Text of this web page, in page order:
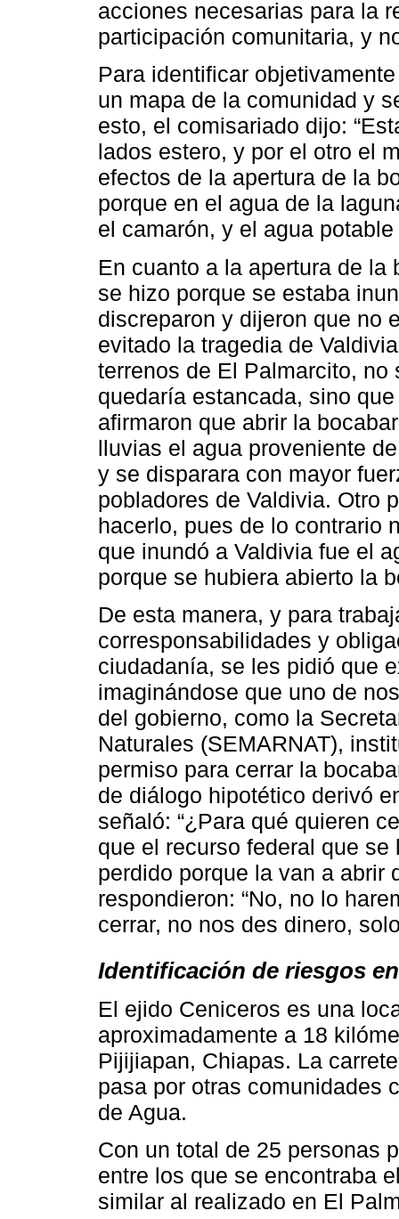
acciones necesarias para la
participación comunitaria, y
Para identificar
un mapa de la comunidad y
esto, el comisariado dijo:
lados estero, y por el otro el
efectos de la apertura de la
porque en el agua de la
el camarón, y el agua
En cuanto a la apertura de
se hizo porque se estaba
discreparon y dijeron que no
evitado la tragedia de
terrenos de El Palmarcito,
quedaría estancada, sino
afirmaron que abrir la
lluvias el agua proveniente
y se disparara con mayor
pobladores de Valdivia. Otro
hacerlo, pues de lo contrario
que inundó a Valdivia fue el
porque se hubiera abierto la
De esta manera, y para
corresponsabilidades y
ciudadanía, se les pidió que
imaginándose que uno de
del gobierno, como la
Naturales (SEMARNAT),
permiso para cerrar la
de diálogo hipotético derivó
señaló: “¿Para qué quieren
que el recurso federal que
perdido porque la van a abrir
respondieron: “No, no lo
cerrar, no nos des dinero,
Identificación de riesgos
El ejido Ceniceros es una
aproximadamente a 18
Pijijiapan, Chiapas. La
pasa por otras comunidades
de Agua.
Con un total de 25 personas
entre los que se encontraba
similar al realizado en El